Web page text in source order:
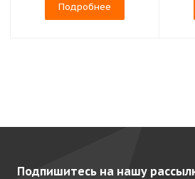
Подробнее
Подпишитесь на нашу